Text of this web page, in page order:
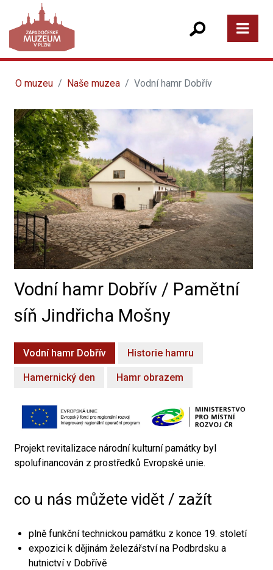
O muzeu Naše muzea Vodní hamr Dobřív
Vodní hamr Dobřív / Pamětní
síň Jindřicha Mošny
Vodní hamr Dobřív Historie hamru
Hamernický den Hamr obrazem
Projekt revitalizace národní kulturní památky byl
spolufinancován z prostředků Evropské unie.
co u nás můžete vidět / zažít
plně funkční technickou památku z konce 19. století
expozici k dějinám železářství na Podbrdsku a
hutnictví v Dobřívě